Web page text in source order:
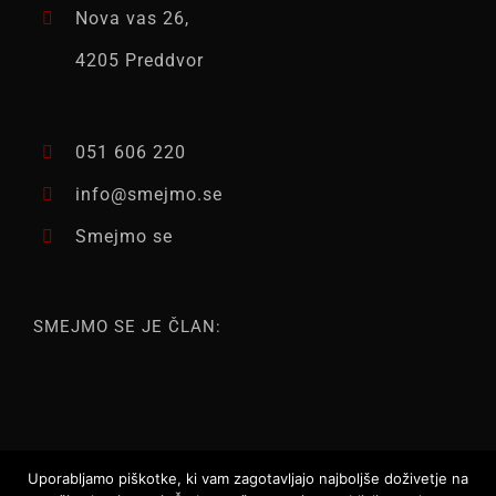
Nova vas 26,
4205 Preddvor
051 606 220
info@smejmo.se
Smejmo se
SMEJMO SE JE ČLAN:
Uporabljamo piškotke, ki vam zagotavljajo najboljše doživetje na